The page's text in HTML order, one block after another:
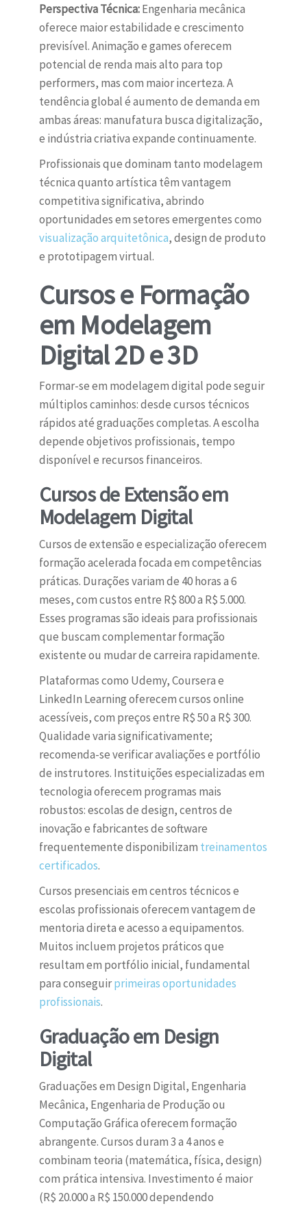
Perspectiva Técnica:Engenharia mecânica
oferece maior estabilidade e crescimento
previsível. Animação e games oferecem
potencial de renda mais alto para top
performers, mas com maior incerteza. A
tendência global é aumento de demanda em
ambas áreas: manufatura busca digitalização,
e indústria criativa expande continuamente.
Profissionais que dominam tanto modelagem
técnica quanto artística têm vantagem
competitiva significativa, abrindo
oportunidades em setores emergentes como
visualização arquitetônica, design de produto
e prototipagem virtual.
Cursos e Formação
em Modelagem
Digital 2D e 3D
Formar-se em modelagem digital pode seguir
múltiplos caminhos: desde cursos técnicos
rápidos até graduações completas. A escolha
depende objetivos profissionais, tempo
disponível e recursos financeiros.
Cursos de Extensão em
Modelagem Digital
Cursos de extensão e especialização oferecem
formação acelerada focada em competências
práticas. Durações variam de 40 horas a 6
meses, com custos entre R$ 800 a R$ 5.000.
Esses programas são ideais para profissionais
que buscam complementar formação
existente ou mudar de carreira rapidamente.
Plataformas como Udemy, Coursera e
LinkedIn Learning oferecem cursos online
acessíveis, com preços entre R$ 50 a R$ 300.
Qualidade varia significativamente;
recomenda-se verificar avaliações e portfólio
de instrutores. Instituições especializadas em
tecnologia oferecem programas mais
robustos: escolas de design, centros de
inovação e fabricantes de software
frequentemente disponibilizam treinamentos
certificados.
Cursos presenciais em centros técnicos e
escolas profissionais oferecem vantagem de
mentoria direta e acesso a equipamentos.
Muitos incluem projetos práticos que
resultam em portfólio inicial, fundamental
para conseguirprimeiras oportunidades
profissionais.
Graduação em Design
Digital
Graduações em Design Digital, Engenharia
Mecânica, Engenharia de Produção ou
Computação Gráfica oferecem formação
abrangente. Cursos duram 3 a 4 anos e
combinam teoria (matemática, física, design)
com prática intensiva. Investimento é maior
(R$ 20.000 a R$ 150.000 dependendo